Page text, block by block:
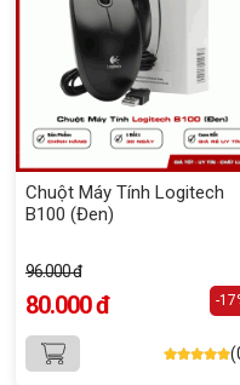
Chuột Máy Tính Logitech
B100 (Đen)
96.000 đ
80.000 đ -